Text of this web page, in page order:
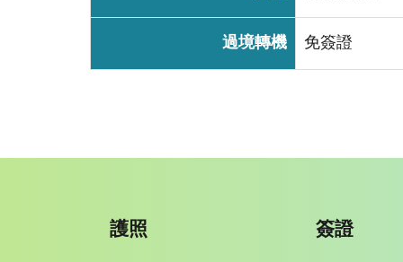
過境轉機 免簽證
護照 簽證